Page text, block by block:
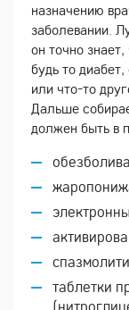
назначению
заболевании.
он точно
будь то
или что-то
Дальше
должен быть в
таблетки